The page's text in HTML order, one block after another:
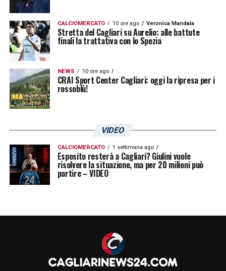
CALCIOMERCATO 10 ore ago Veronica Mandala
Stretta del Cagliari su Aurelio: alle battute
finali la trattativa con lo Spezia
NEWS 10 ore ago
CRAI Sport Center Cagliari: oggi la ripresa per i
rossoblù!
VIDEO
CALCIOMERCATO 1 settimana ago
Esposito resterà a Cagliari? Giulini vuole
risolvere la situazione, ma per 20 milioni può
partire – VIDEO